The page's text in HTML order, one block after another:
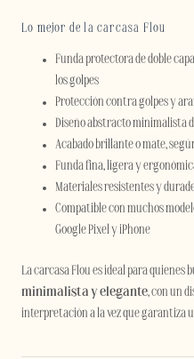
Lo mejor de la carcasa Flou
Funda protectora de doble
los golpes
Protección contra golpes y
Diseño abstracto minimalista
Acabado brillante o mate,
Funda fina, ligera y
Materiales resistentes y
Compatible con muchos
Google Pixel y iPhone
La carcasa Flou es ideal para quienes
minimalista y elegante, con un
interpretación a la vez que garantiza